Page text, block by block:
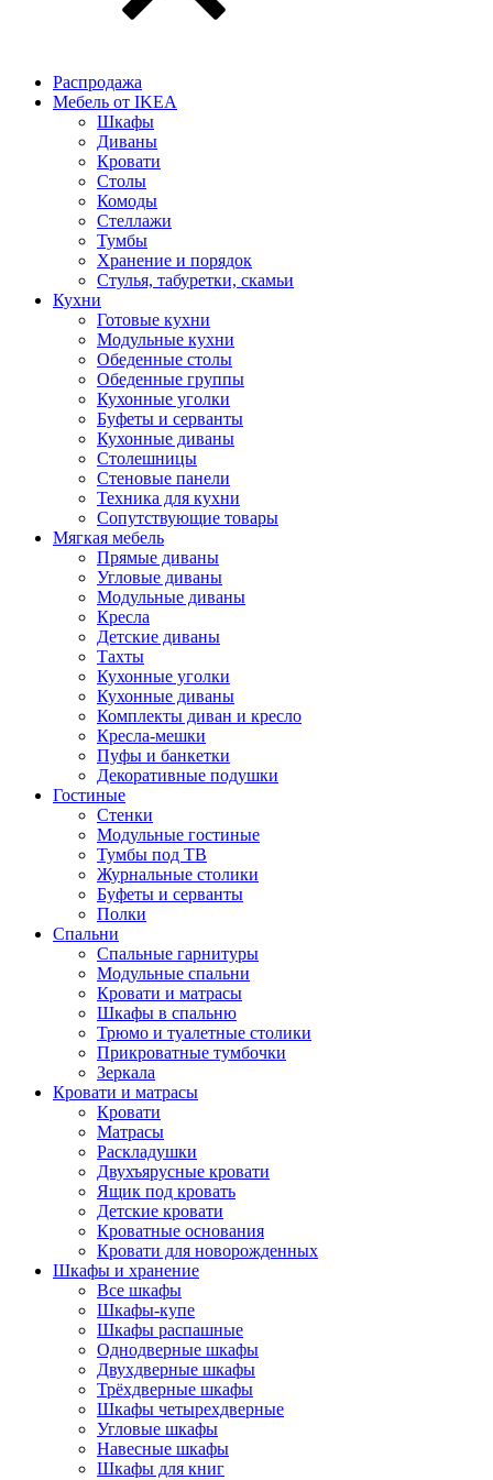
Распродажа
Мебель от IKEA
Шкафы
Диваны
Кровати
Столы
Комоды
Стеллажи
Тумбы
Хранение и порядок
Стулья, табуретки, скамьи
Кухни
Готовые кухни
Модульные кухни
Обеденные столы
Обеденные группы
Кухонные уголки
Буфеты и серванты
Кухонные диваны
Столешницы
Стеновые панели
Техника для кухни
Сопутствующие товары
Мягкая мебель
Прямые диваны
Угловые диваны
Модульные диваны
Кресла
Детские диваны
Тахты
Кухонные уголки
Кухонные диваны
Комплекты диван и кресло
Кресла-мешки
Пуфы и банкетки
Декоративные подушки
Гостиные
Стенки
Модульные гостиные
Тумбы под ТВ
Журнальные столики
Буфеты и серванты
Полки
Спальни
Спальные гарнитуры
Модульные спальни
Кровати и матрасы
Шкафы в спальню
Трюмо и туалетные столики
Прикроватные тумбочки
Зеркала
Кровати и матрасы
Кровати
Матрасы
Раскладушки
Двухъярусные кровати
Ящик под кровать
Детские кровати
Кроватные основания
Кровати для новорожденных
Шкафы и хранение
Все шкафы
Шкафы-купе
Шкафы распашные
Однодверные шкафы
Двухдверные шкафы
Трёхдверные шкафы
Шкафы четырехдверные
Угловые шкафы
Навесные шкафы
Шкафы для книг